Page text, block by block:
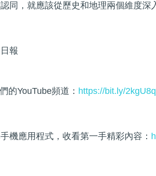
同，就應該從歷史和地理兩個維度深
報
的YouTube頻道： https://bit.ly/
機應用程式，收看第一手精彩內容：